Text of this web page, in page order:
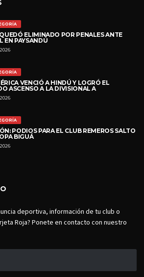
ELIMINADO POR PENALES ANTE
EN PAYSANDÚ
VENCIÓ A HINDÚ Y LOGRÓ EL
ASCENSO A LA DIVISIONAL A
PODIOS PARA EL CLUB REMEROS SALTO
BIGUÁ
deportiva, información de tu club o
Roja? Ponete en contacto con nuestro